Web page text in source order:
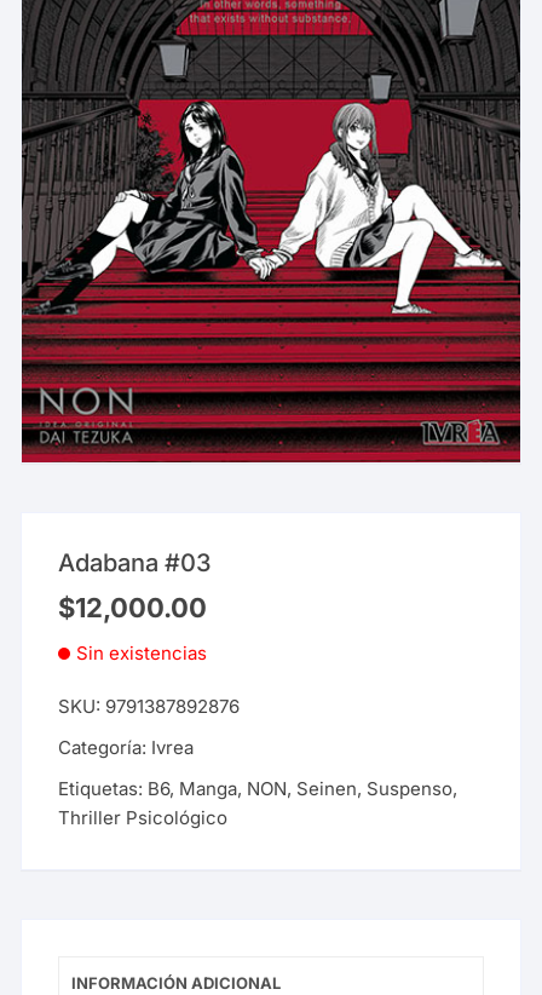
Adabana #03
$12,000.00
Sin existencias
SKU: 9791387892876
Categoría: Ivrea
Etiquetas: B6, Manga, NON, Seinen, Suspenso,
Thriller Psicológico
INFORMACIÓN ADICIONAL